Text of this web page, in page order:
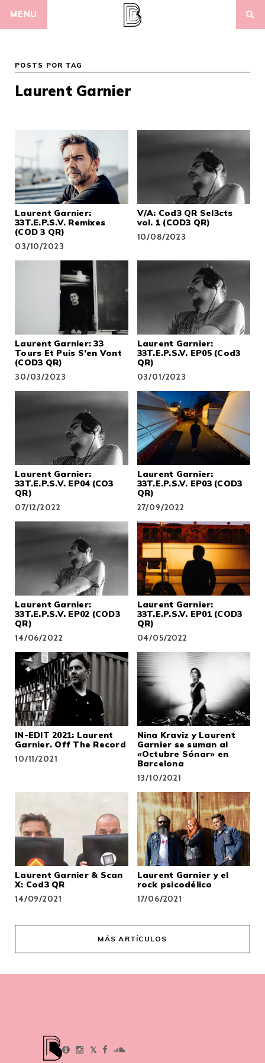
MENU
POSTS POR TAG
Laurent Garnier
Laurent Garnier:
33T.E.P.S.V. Remixes
(COD 3 QR)
03/10/2023
V/A: Cod3 QR Sel3cts
vol. 1 (COD3 QR)
10/08/2023
Laurent Garnier: 33
Tours Et Puis S’en Vont
(COD3 QR)
30/03/2023
Laurent Garnier:
33T.E.P.S.V. EP05 (Cod3
QR)
03/01/2023
Laurent Garnier:
33T.E.P.S.V. EP04 (CO3
QR)
07/12/2022
Laurent Garnier:
33T.E.P.S.V. EP03 (COD3
QR)
27/09/2022
Laurent Garnier:
33T.E.P.S.V. EP02 (COD3
QR)
14/06/2022
Laurent Garnier:
33T.E.P.S.V. EP01 (COD3
QR)
04/05/2022
IN-EDIT 2021: Laurent
Garnier. Off The Record
10/11/2021
Nina Kraviz y Laurent
Garnier se suman al
«Octubre Sónar» en
Barcelona
13/10/2021
Laurent Garnier & Scan
X: Cod3 QR
14/09/2021
Laurent Garnier y el
rock psicodélico
17/06/2021
MÁS ARTÍCULOS
𝕏